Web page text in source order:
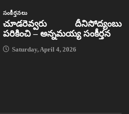
సంకీర్తనలు
చూడరెవ్వరు దీనిసోద్యంబు
పరికించి – అన్నమయ్య సంకీర్తన
Saturday, April 4, 2026